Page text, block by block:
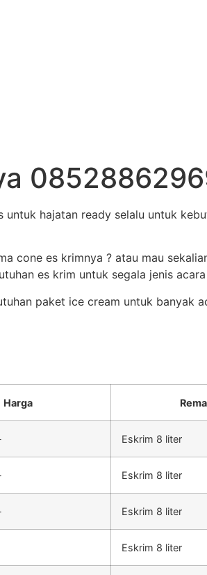
hajatan ready selalu untuk
cone es krimnya ? atau mau
es krim untuk segala jenis
paket ice cream untuk banyak
Harga
Eskrim 8 liter
Eskrim 8 liter
Eskrim 8 liter
Eskrim 8 liter